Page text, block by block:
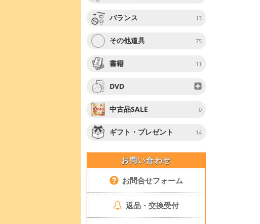
バランス 13
その他道具 75
書籍 11
DVD
中古品SALE 0
ギフト・プレゼント 14
お問い合わせ
お問合せフォーム
返品・交換受付